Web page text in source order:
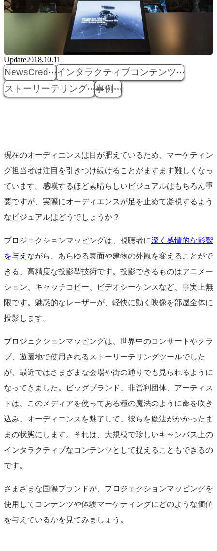
Update2018.10.11
NewsCred
インタラクティブコンテンツ
ストーリーテリング
事例
現在のオーディエンスは目が肥えているため、マーケティン
グ担当者は注目を引きつけ続けることがますます難しくなっ
ています。感嘆するほど素晴らしいビジュアルはもちろん重
要ですが、実際にオーディエンスが足を止めて凝視するよう
なビジュアルはどうでしょうか？
プロジェクションマッピングは、視聴者に深く感情的な影響
を与え ながら、あらゆる表面や建物の外観を変えることがで
きる、高精度な投影型技術です。投影できるものはアニメー
ション、キャッチコピー、ビデオシーケンスなど、事実上無
限です。魅惑的なレーザーが、軽快に動く映像を部屋全体に
投影します。
プロジェクションマッピングは、世界中のコンサートやクラ
ブ、遊園地で使用されるストーリーテリングツールでした
が、最近ではさまざまな会場や街の通りでも見られるように
なってきました。ビッグブランド、非営利団体、アーティス
トは、このメディアを使ってある種の魔法のように命を吹き
込み、オーディエンスを魅了して、彼らを魔法がかかったま
まの状態にします。それは、大規模で珍しいキャンバス上の
インタラクティブなコンテンツとして捉えることもできるの
です。
さまざまな国際ブランドが、プロジェクションマッピングを
使用してコンテンツや体験マーケティングにどのような価値
を与えているかを見てみましょう。